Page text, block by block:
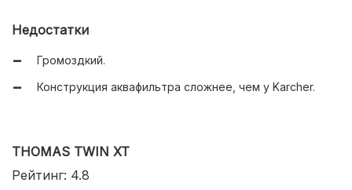
Недостатки
Громоздкий.
Конструкция аквафильтра сложнее, чем у Karcher.
THOMAS TWIN XT
Рейтинг: 4.8